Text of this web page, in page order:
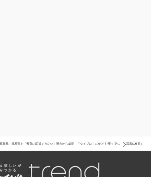
原嘉孝、目黒蓮を「素直に応援できない」過去から成長 「タイプロ」にかける“夢”も告白 写真(1枚目)